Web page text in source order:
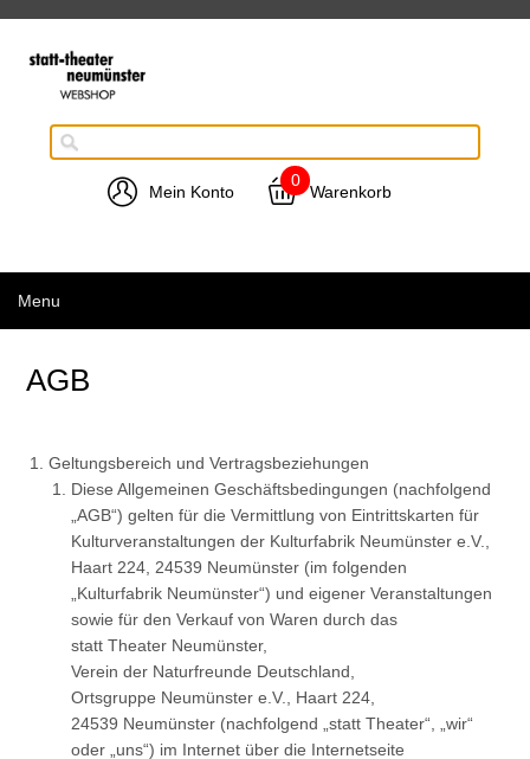
Mein Konto
0
Warenkorb
Menu
AGB
Geltungsbereich und Vertragsbeziehungen
Diese Allgemeinen Geschäftsbedingungen (nachfolgend
„AGB“) gelten für die Vermittlung von Eintrittskarten für
Kulturveranstaltungen der Kulturfabrik Neumünster e.V.,
Haart 224, 24539 Neumünster (im folgenden
„Kulturfabrik Neumünster“) und eigener Veranstaltungen
sowie für den Verkauf von Waren durch das
statt Theater Neumünster,
Verein der Naturfreunde Deutschland,
Ortsgruppe Neumünster e.V., Haart 224,
24539 Neumünster (nachfolgend „statt Theater“, „wir“
oder „uns“) im Internet über die Internetseite